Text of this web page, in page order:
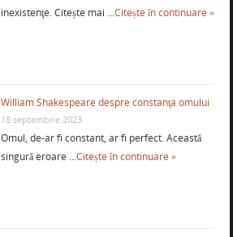
inexistenţe. Citește mai …Citește în continuare »
William Shakespeare despre constanţa omului
18 septembrie 2023
Omul, de-ar fi constant, ar fi perfect. Această
singură eroare …Citește în continuare »